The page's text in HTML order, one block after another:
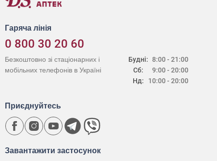
Гаряча лінія
0 800 30 20 60
Будні:
Сб:
Нд:
8:00 - 21:00
9:00 - 20:00
10:00 - 20:00
Безкоштовно зі стаціонарних і
мобільних телефонів в Україні
Завантажити застосунок
Приєднуйтесь